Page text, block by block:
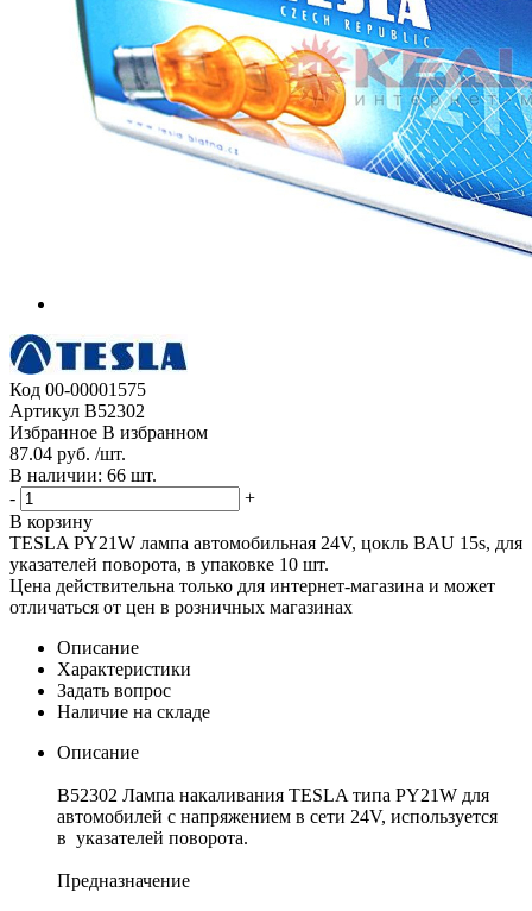
Код 00-00001575
Артикул B52302
Избранное В избранном
87.04 руб. /шт.
В наличии: 66 шт.
-
+
В корзину
TESLA PY21W лампа автомобильная 24V, цокль BAU 15s, для
указателей поворота, в упаковке 10 шт.
Цена действительна только для интернет-магазина и может
отличаться от цен в розничных магазинах
Описание
Характеристики
Задать вопрос
Наличие на складе
Описание
B52302 Лампа накаливания TESLA типа PY21W для
автомобилей с напряжением в сети 24V, используется
в указателей поворота.
Предназначение